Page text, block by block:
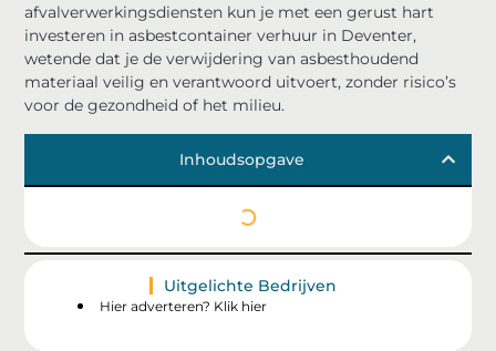
afvalverwerkingsdiensten kun je met een gerust hart
investeren in asbestcontainer verhuur in Deventer,
wetende dat je de verwijdering van asbesthoudend
materiaal veilig en verantwoord uitvoert, zonder risico’s
voor de gezondheid of het milieu.
Inhoudsopgave
Uitgelichte Bedrijven
Hier adverteren? Klik hier